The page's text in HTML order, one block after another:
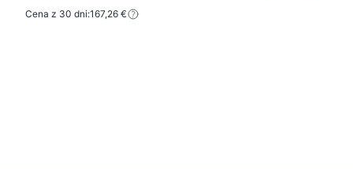
Cena z 30 dni:167,26 €